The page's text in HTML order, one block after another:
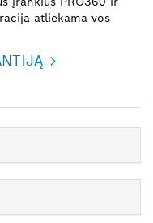
atliekama vos